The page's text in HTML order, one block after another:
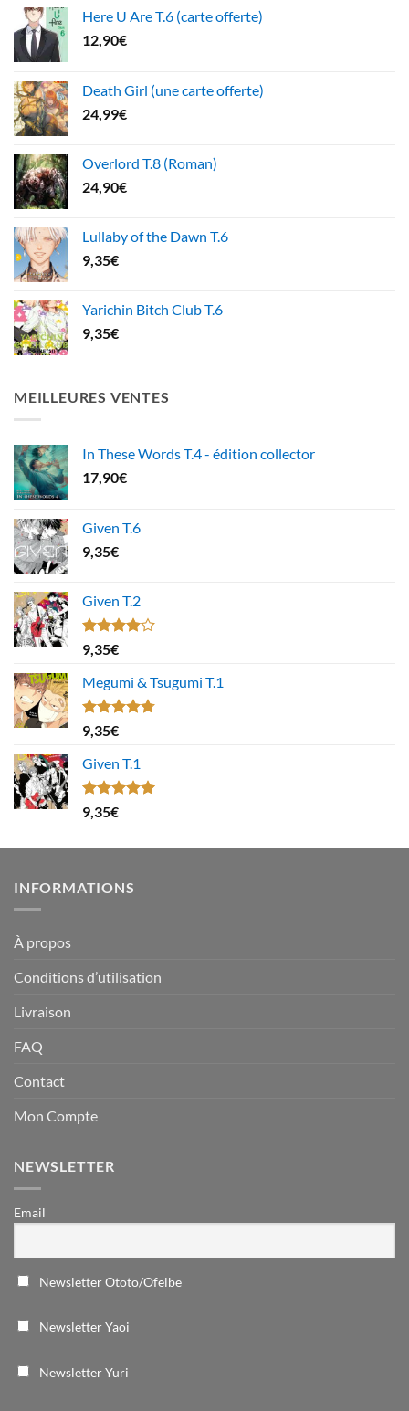
Here U Are T.6 (carte offerte)
12,90€
Death Girl (une carte offerte)
24,99€
Overlord T.8 (Roman)
24,90€
Lullaby of the Dawn T.6
9,35€
Yarichin Bitch Club T.6
9,35€
MEILLEURES VENTES
In These Words T.4 - édition collector
17,90€
Given T.6
9,35€
Given T.2
Note
4.00
5
9,35€
Megumi & Tsugumi T.1
Note4.67
sur 5
9,35€
Given T.1
Note5.00
sur 5
9,35€
INFORMATIONS
À propos
Conditions d’utilisation
Livraison
FAQ
Contact
Mon Compte
NEWSLETTER
Email
Newsletter Ototo/Ofelbe
Newsletter Yaoi
Newsletter Yuri